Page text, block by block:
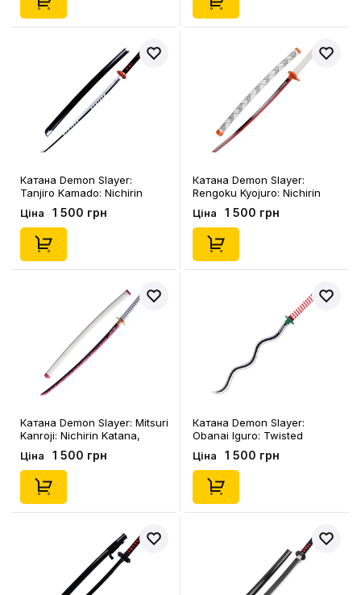
Катана Demon Slayer:
Tanjiro Kamado: Nichirin
Katana, (100712)
Ціна 1 500 грн
Катана Demon Slayer:
Rengoku Kyojuro: Nichirin
Katana, (100751)
Ціна 1 500 грн
Катана Demon Slayer: Mitsuri
Kanroji: Nichirin Katana,
(200598)
Ціна 1 500 грн
Катана Demon Slayer:
Obanai Iguro: Twisted
Nichirin Katana, (200500)
Ціна 1 500 грн